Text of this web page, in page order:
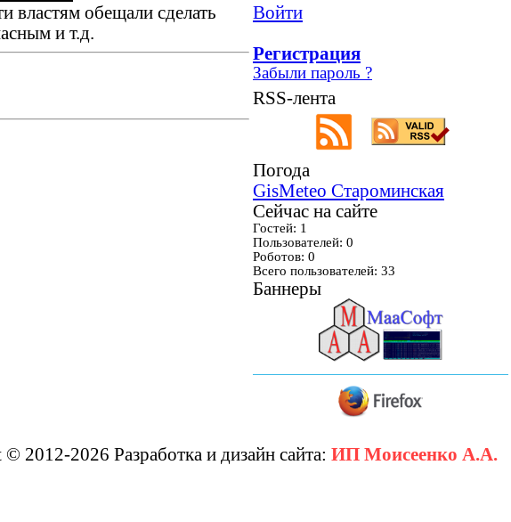
властям обещали сделать
и т.д.
Войти
Регистрация
Забыли пароль ?
RSS-лента
Погода
GisMeteo Староминская
Сейчас на сайте
Гостей: 1
Пользователей: 0
Роботов: 0
Всего пользователей: 33
Баннеры
2012-2026 Разработка и дизайн сайта: ИП Моисеенко А.А.